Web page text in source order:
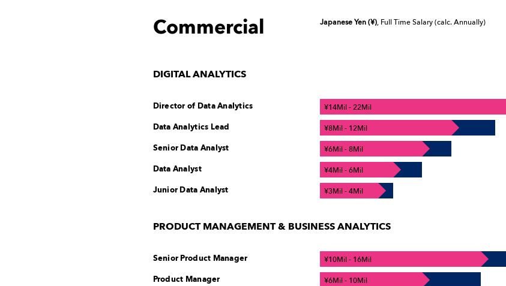
Commercial Japanese Yen (¥), Full Time Salary (calc. Annually)
DIGITAL ANALYTICS
Director of Data Analytics ¥14Mil - 22Mil
Data Analytics Lead ¥8Mil - 12Mil
Senior Data Analyst ¥6Mil - 8Mil
Data Analyst ¥4Mil - 6Mil
Junior Data Analyst ¥3Mil - 4Mil
PRODUCT MANAGEMENT & BUSINESS ANALYTICS
Senior Product Manager ¥10Mil - 16Mil
Product Manager ¥6Mil - 10Mil